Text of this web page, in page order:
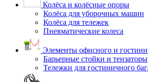
Колёса и колёсные опоры
Колёса для уборочных машин
Колёса для тележек
Пневматические колеса
Элементы офисного и
Барьерные стойки и тензаторы
Тележки для гостиничного